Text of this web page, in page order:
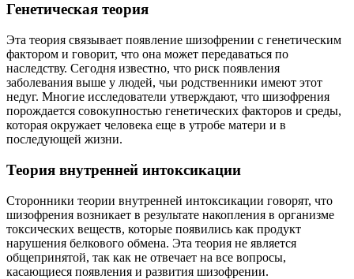
Генетическая теория
Эта теория связывает появление шизофрении с генетическим
фактором и говорит, что она может передаваться по
наследству. Сегодня известно, что риск появления
заболевания выше у людей, чьи родственники имеют этот
недуг. Многие исследователи утверждают, что шизофрения
порождается совокупностью генетических факторов и среды,
которая окружает человека еще в утробе матери и в
последующей жизни.
Теория внутренней интоксикации
Сторонники теории внутренней интоксикации говорят, что
шизофрения возникает в результате накопления в организме
токсических веществ, которые появились как продукт
нарушения белкового обмена. Эта теория не является
общепринятой, так как не отвечает на все вопросы,
касающиеся появления и развития шизофрении.